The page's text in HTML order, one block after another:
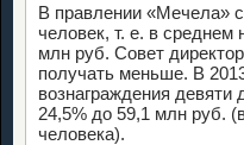
В правлении «Мечела»
человек, т. е. в среднем
млн руб. Совет
получать меньше. В
вознаграждения девяти
24,5% до 59,1 млн руб.
человека).